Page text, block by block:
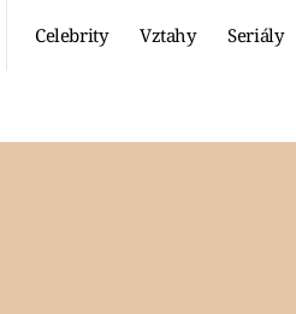
Celebrity Vztahy Seriály